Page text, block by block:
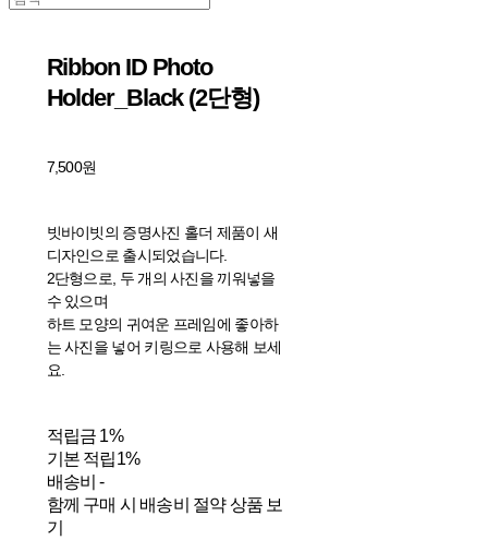
Ribbon ID Photo
Holder_Black (2단형)
7,500원
빗바이빗의 증명사진 홀더 제품이 새
디자인으로 출시되었습니다.
2단형으로, 두 개의 사진을 끼워넣을
수 있으며
하트 모양의 귀여운 프레임에 좋아하
는 사진을 넣어 키링으로 사용해 보세
요.
적립금 1%
기본 적립1%
배송비-
함께 구매 시 배송비 절약 상품 보
기